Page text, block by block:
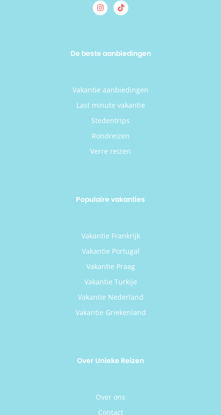
De beste aanbiedingen
Vakantie aanbiedingen
Last minute vakantie
Stedentrips
Rondreizen
Verre reizen
Populaire vakanties
Vakantie Frankrijk
Vakantie Portugal
Vakantie Praag
Vakantie Turkije
Vakantie Nederland
Vakantie Griekenland
Over Unieke Reizen
Over ons
Contact